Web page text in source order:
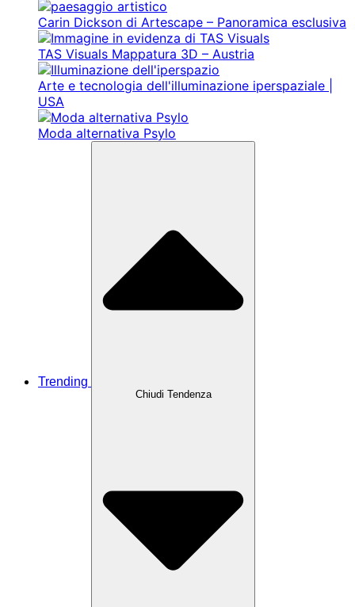
Carin Dickson di Artescape – Panoramica esclusiva
TAS Visuals Mappatura 3D – Austria
Arte e tecnologia dell'illuminazione iperspaziale |
USA
Moda alternativa Psylo
Trending
Chiudi Tendenza